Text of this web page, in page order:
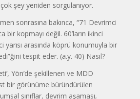
şey yeniden sorgulanıyor.
sonrasına bakınca, “71 Devrimci
bir kopmayı değil. 60’ların ikinci
yarısı arasında köprü konumuyla bir
tespit eder. (a.y. 40) Nasıl?
Yön’de şekillenen ve MDD
bir görünüme büründürülen
sınıflar, devrim aşaması,